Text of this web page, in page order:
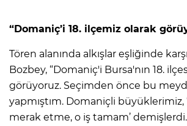
“Domaniç’i 18. ilçemiz olarak
Tören alanında alkışlar eşliğinde
Bozbey, “Domaniç'i Bursa'nın 18.
görüyoruz. Seçimden önce bu
yapmıştım. Domaniçli büyüklerimiz,
merak etme, o iş tamam’